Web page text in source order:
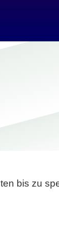
bis zu